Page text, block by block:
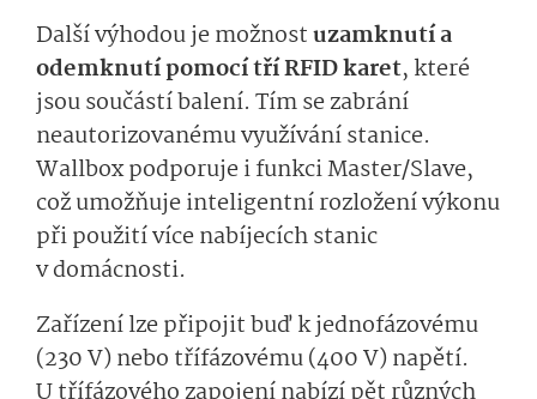
Další výhodou je možnostuzamknutí a
odemknutí pomocí tří RFID karet, které
jsou součástí balení. Tím se zabrání
neautorizovanému využívání stanice.
Wallbox podporuje i funkci Master/Slave,
což umožňuje inteligentní rozložení výkonu
při použití více nabíjecích stanic
v domácnosti.
Zařízení lze připojit buď k jednofázovému
(230 V) nebo třífázovému (400 V) napětí.